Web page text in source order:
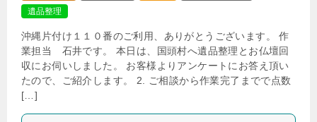
遺品整理
沖縄片付け１１０番のご利用、ありがとうございます。 作
業担当 石井です。 本日は、国頭村へ遺品整理とお仏壇回
収にお伺いしました。 お客様よりアンケートにお答え頂い
たので、ご紹介します。 2. ご相談から作業完了までで点数
[…]